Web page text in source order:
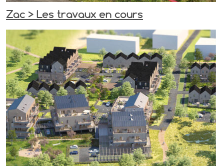
Zac > Les travaux en cours